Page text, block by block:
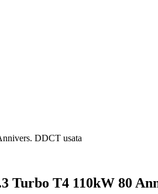
DDCT usata
Turbo T4 110kW 80